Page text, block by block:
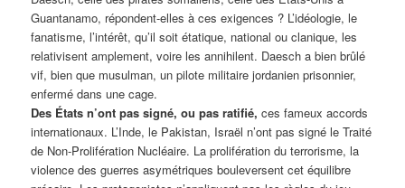
Guantanamo, répondent-elles à ces exigences ? L’idéologie, le
fanatisme, l’intérêt, qu’il soit étatique, national ou clanique, les
relativisent amplement, voire les annihilent. Daesch a bien brûlé
vif, bien que musulman, un pilote militaire jordanien prisonnier,
enfermé dans une cage.
Des États n’ont pas signé, ou pas ratifié, ces fameux accords
internationaux. L’Inde, le Pakistan, Israël n’ont pas signé le Traité
de Non-Prolifération Nucléaire. La prolifération du terrorisme, la
violence des guerres asymétriques bouleversent cet équilibre